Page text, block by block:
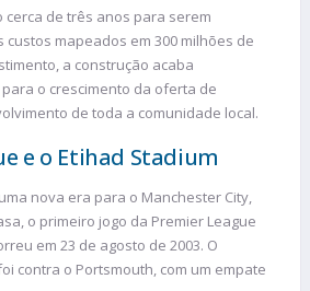
cerca de três anos para serem
custos mapeados em 300 milhões de
a construção acaba
o crescimento da oferta de
de toda a comunidade local.
e o Etihad Stadium
nova era para o Manchester City,
o primeiro jogo da Premier League
em 23 de agosto de 2003. O
contra o Portsmouth, com um empate